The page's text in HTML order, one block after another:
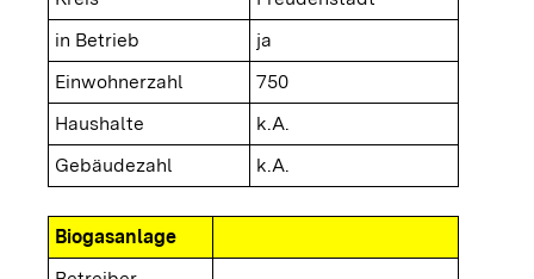
in Betrieb
ja
Einwohnerzahl
750
Haushalte
k.A.
Gebäudezahl
k.A.
Biogasanlage